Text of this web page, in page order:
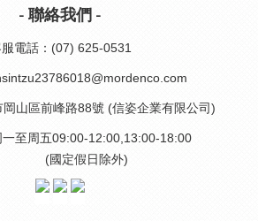
- 聯絡我們 -
電話：(07) 625-0531
山區前峰路88號 (信姿企業有限公司)
一至周五09:00-12:00,13:00-18:00
(國定假日除外)